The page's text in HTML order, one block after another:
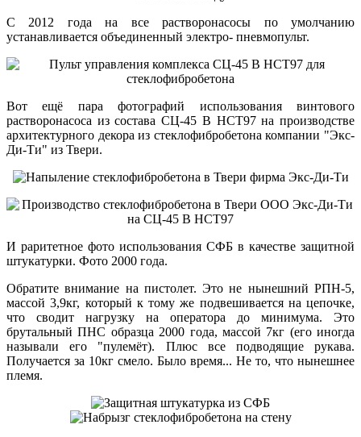
С 2012 года на все растворонасосы по умолчанию
устанавливается объединенный электро- пневмопульт.
Вот ещё пара фотографий использования винтового
растворонасоса из состава СЦ-45 В НСТ97 на производстве
архитектурного декора из стеклофибробетона компании "Экс-
Ди-Ти" из Твери.
И раритетное фото использования СФБ в качестве защитной
штукатурки. Фото 2000 года.
Обратите внимание на пистолет. Это не нынешний РПН-5,
массой 3,9кг, который к тому же подвешивается на цепочке,
что сводит нагрузку на оператора до минимума. Это
брутальный ПНС образца 2000 года, массой 7кг (его иногда
называли его "пулемёт). Плюс все подводящие рукава.
Получается за 10кг смело. Было время... Не то, что нынешнее
племя.